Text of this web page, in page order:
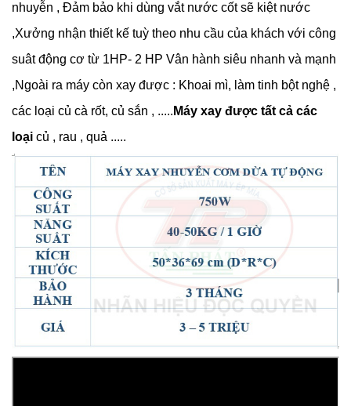
nhuyễn , Đảm bảo khi dùng vắt nước cốt sẽ kiệt nước
,Xưởng nhận thiết kế tuỳ theo nhu cầu của khách với công
suât động cơ từ 1HP- 2 HP Vân hành siêu nhanh và mạnh
,Ngoài ra máy còn xay được : Khoai mì, làm tinh bột nghệ ,
các loại củ cà rốt, củ sắn , ..... Máy xay được tất cả các
loại củ , rau , quả .....